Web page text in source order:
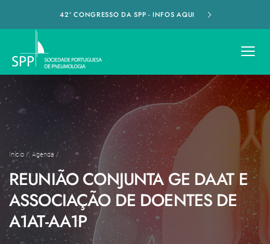
42º CONGRESSO DA SPP - INFOS AQUI
Início / Agenda /
REUNIÃO CONJUNTA GE DAAT E
ASSOCIAÇÃO DE DOENTES DE
A1AT-AA1P